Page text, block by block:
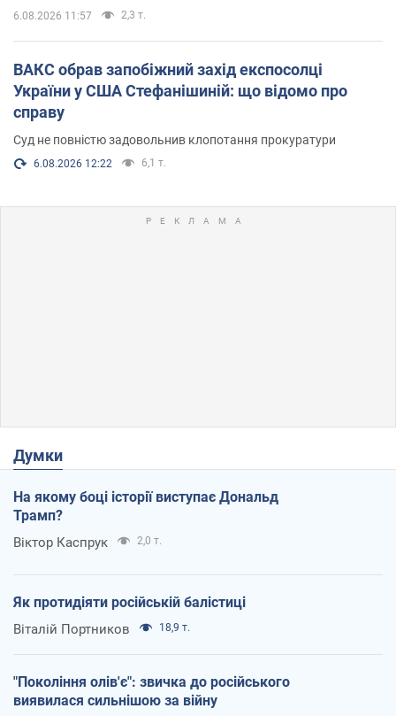
6.08.2026 11:57 2,3 т.
ВАКС обрав запобіжний захід експосолці
України у США Стефанішиній: що відомо про
справу
Суд не повністю задовольнив клопотання прокуратури
6.08.2026 12:22 6,1 т.
Думки
На якому боці історії виступає Дональд
Трамп?
Віктор Каспрук 2,0 т.
Як протидіяти російській балістиці
Віталій Портников 18,9 т.
"Покоління олів'є": звичка до російського
виявилася сильнішою за війну